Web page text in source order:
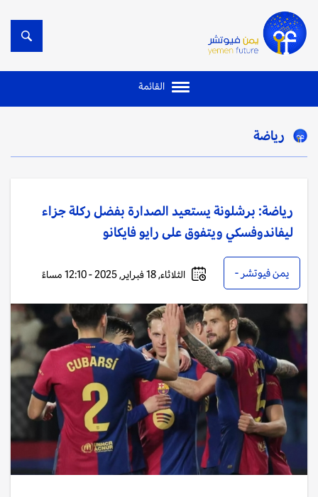
القائمة
رياضة
رياضة: برشلونة يستعيد الصدارة بفضل ركلة جزاء
ليفاندوفسكي ويتفوق على رايو فايكانو
يمن فيوتشر - الثلاثاء, 18 فبراير, 2025 - 12:10 مساءً